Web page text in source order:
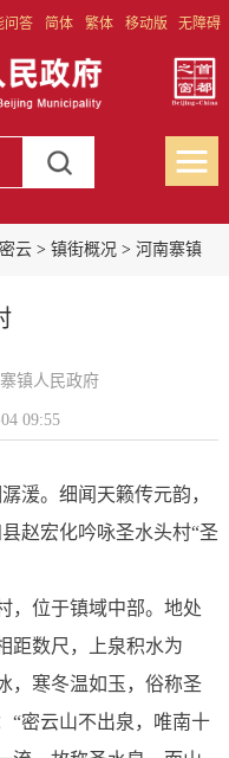
问答 简体 繁体 移动版 无障碍
云> 镇街概况 > 河南寨镇
镇人民政府
09:55
湲。细闻天籁传元韵，
赵宏化吟咏圣水头村“圣
，位于镇域中部。地处
距数尺，上泉积水为
，寒冬温如玉，俗称圣
“密云山不出泉，唯南十